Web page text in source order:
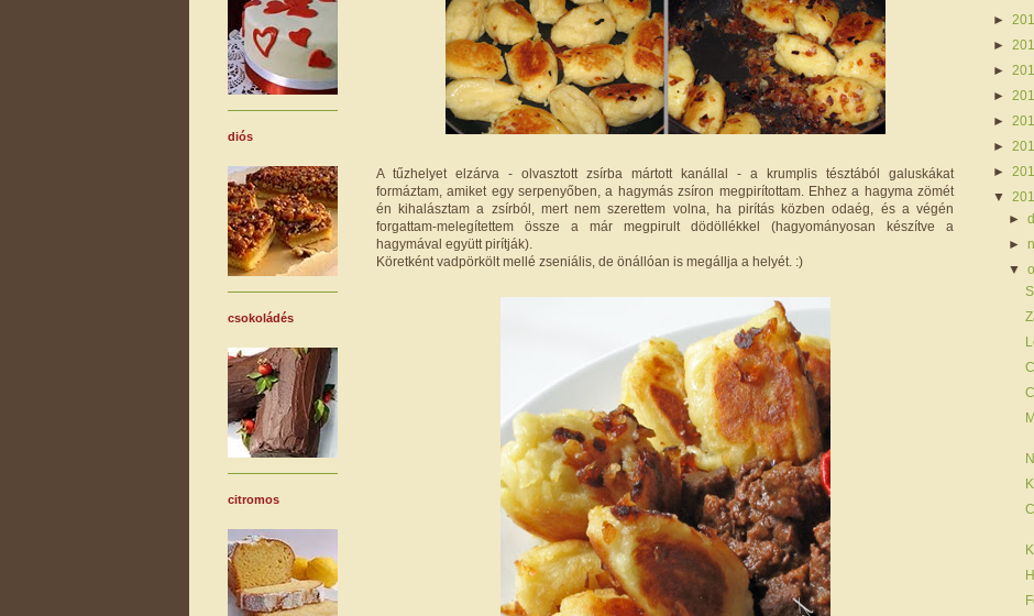
A tűzhelyet elzárva - olvasztott zsírba mártott kanállal - a krumplis tésztából galuskákat
formáztam, amiket egy serpenyőben, a hagymás zsíron megpirítottam. Ehhez a hagyma zömét
én kihalásztam a zsírból, mert nem szerettem volna, ha pirítás közben odaég, és a végén
forgattam-melegítettem össze a már megpirult dödöllékkel (hagyományosan készítve a
hagymával együtt pirítják).
Köretként vadpörkölt mellé zseniális, de önállóan is megállja a helyét. :)
diós
csokoládés
citromos
►
►
►
►
►
►
►
▼
►
►
▼